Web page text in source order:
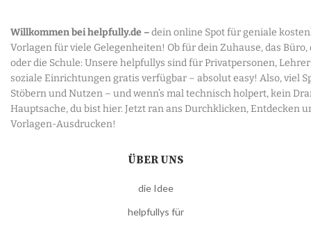
Willkommen bei helpfully.de –dein online Spot für geniale
Vorlagen für viele Gelegenheiten! Ob für dein Zuhause, das Büro,
oder die Schule: Unsere helpfullys sind für Privatpersonen,
soziale Einrichtungen gratis verfügbar – absolut easy! Also, viel
Stöbern und Nutzen – und wenn’s mal technisch holpert, kein
Hauptsache, du bist hier. Jetzt ran ans Durchklicken, Entdecken
Vorlagen-Ausdrucken!
ÜBER UNS
die Idee
helpfullys für